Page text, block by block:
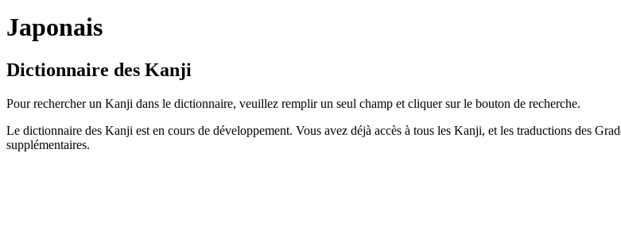
Japonais
Dictionnaire des Kanji
Pour rechercher un Kanji dans le dictionnaire, veuillez remplir un seul champ et cliquer sur le bouton de recherche.
Le dictionnaire des Kanji est en cours de développement. Vous avez déjà accès à tous les Kanji, et les traductions des
supplémentaires.